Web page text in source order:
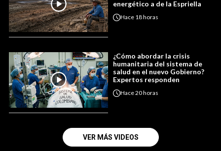
energético a de la Espriella
Hace 18 horas
¿Cómo abordar la crisis
humanitaria del sistema de
salud en el nuevo Gobierno?
Expertos responden
Hace20 horas
VER MÁS VIDEOS